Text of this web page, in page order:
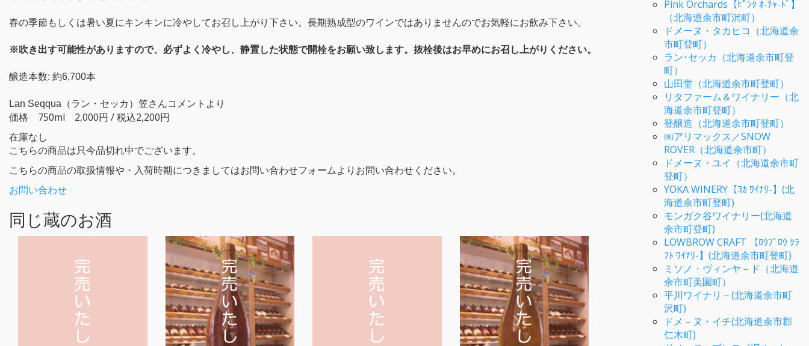
春の季節もしくは暑い夏にキンキンに冷やしてお召し上がり下さい。長期熟成型のワインではありませんのでお気軽にお飲み下さい。
※吹き出す可能性がありますので、必ずよく冷やし、静置した状態で開栓をお願い致します。抜栓後はお早めにお召し上がりください。
醸造本数: 約6,700本
Lan Seqqua（ラン・セッカ）笠さんコメントより
価格 750ml 2,000円 / 税込2,200円
在庫なし
こちらの商品は只今品切れ中でございます。
こちらの商品の取扱情報や・入荷時期につきましてはお問い合わせフォームよりお問い合わせください。
お問い合わせ
同じ蔵のお酒
Pink Orchards【ﾋﾟﾝｸ ｵ-ﾁｬ-ﾄﾞ】
（北海道余市町沢町）
ドメーヌ・タカヒコ（北海道余
市町登町）
ラン･セッカ（北海道余市町登
町）
山田堂（北海道余市町登町）
リタファーム＆ワイナリー（北
海道余市町登町）
登醸造（北海道余市町登町）
㈱アリマックス／SNOW
ROVER（北海道余市町）
ドメーヌ・ユイ（北海道余市町
登町）
YOKA WINERY【ﾖｶ ﾜｲﾅﾘ-】(北
海道余市町登町)
モンガク谷ワイナリー(北海道
余市町登町)
LOWBROW CRAFT 【ﾛｳﾌﾞﾛｳ ｸﾗ
ﾌﾄ ﾜｲﾅﾘ-】(北海道余市町登町)
ミソノ・ヴィンヤ－ド（北海道
余市町美園町）
平川ワイナリ－(北海道余市町
沢町)
ドメ－ヌ・イチ(北海道余市郡
仁木町)